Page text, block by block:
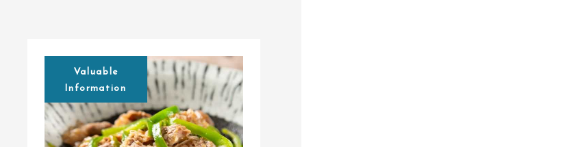
Valuable
Information